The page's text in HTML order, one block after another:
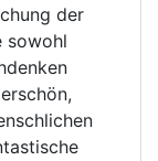
der
sowohl